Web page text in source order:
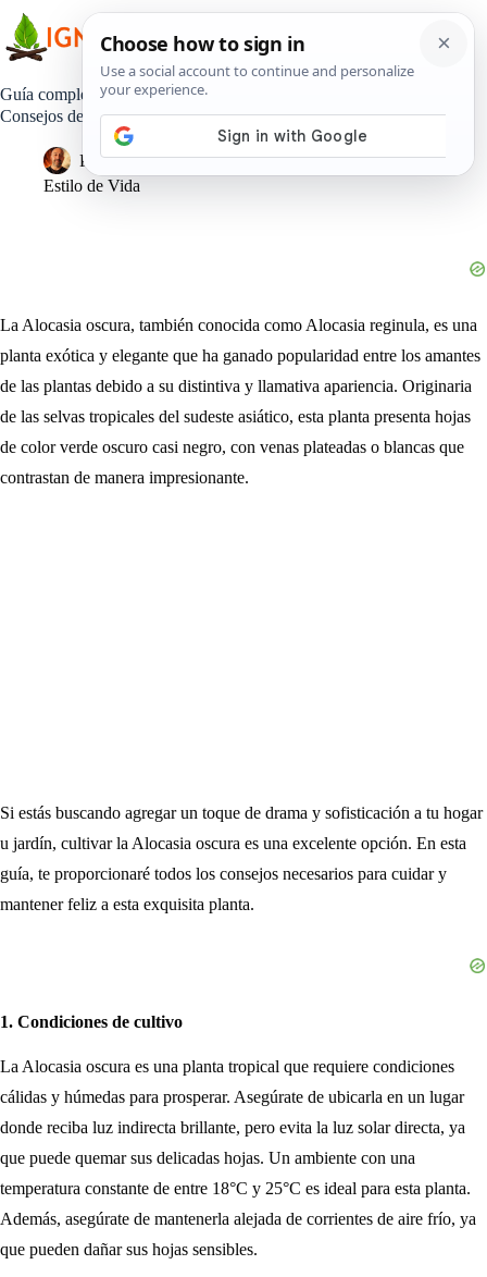
contenido
Guía completa para el cultivo exitoso de la Alocasia oscura:
Consejos de un experto en jardinería
Pedro Lisperguer
12 mayo, 2024
Estilo de Vida
La Alocasia oscura, también conocida como Alocasia reginula, es una
planta exótica y elegante que ha ganado popularidad entre los amantes
de las plantas debido a su distintiva y llamativa apariencia. Originaria
de las selvas tropicales del sudeste asiático, esta planta presenta hojas
de color verde oscuro casi negro, con venas plateadas o blancas que
contrastan de manera impresionante.
Si estás buscando agregar un toque de drama y sofisticación a tu hogar
u jardín, cultivar la Alocasia oscura es una excelente opción. En esta
guía, te proporcionaré todos los consejos necesarios para cuidar y
mantener feliz a esta exquisita planta.
1. Condiciones de cultivo
La Alocasia oscura es una planta tropical que requiere condiciones
cálidas y húmedas para prosperar. Asegúrate de ubicarla en un lugar
donde reciba luz indirecta brillante, pero evita la luz solar directa, ya
que puede quemar sus delicadas hojas. Un ambiente con una
temperatura constante de entre 18°C y 25°C es ideal para esta planta.
Además, asegúrate de mantenerla alejada de corrientes de aire frío, ya
que pueden dañar sus hojas sensibles.